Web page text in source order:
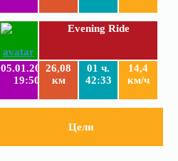
Evening Ride
05.01.2019
19:50
26,08
км
01 ч.
42:33
14,4
км/ч
Цели